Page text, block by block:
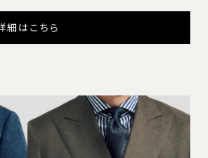
細はこちら